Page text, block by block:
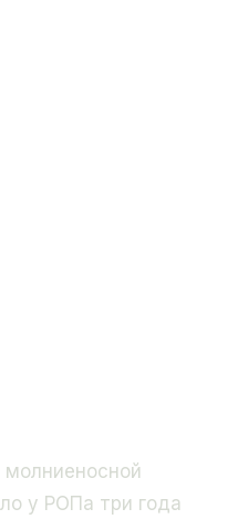
у РОПа три года